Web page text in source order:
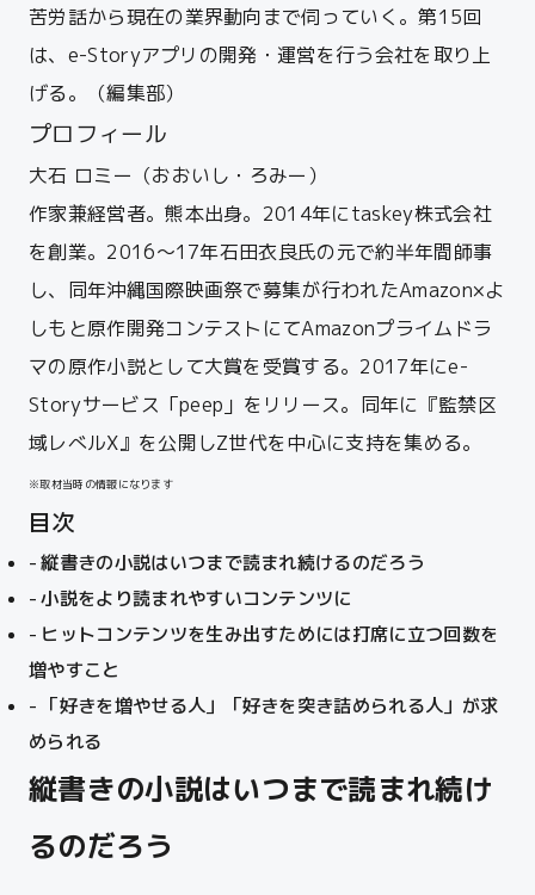
苦労話から現在の業界動向まで伺っていく。第15回
は、e-Storyアプリの開発・運営を行う会社を取り上
げる。（編集部）
プロフィール
大石 ロミー（おおいし・ろみー）
作家兼経営者。熊本出身。2014年にtaskey株式会社
を創業。 2016〜17年石田衣良氏の元で約半年間師事
し、同年沖縄国際映画祭で募集が行われたAmazon×よ
しもと原作開発コンテストにてAmazonプライムドラ
マの原作小説として大賞を受賞する。2017年にe-
Storyサービス「peep」をリリース。同年に『監禁区
域レべルX』を公開しZ世代を中心に支持を集める。
※取材当時の情報になります
目次
縦書きの小説はいつまで読まれ続けるのだろう
小説をより読まれやすいコンテンツに
ヒットコンテンツを生み出すためには打席に立つ回数を
増やすこと
「好きを増やせる人」「好きを突き詰められる人」が求
められる
縦書きの小説はいつまで読まれ続け
るのだろう